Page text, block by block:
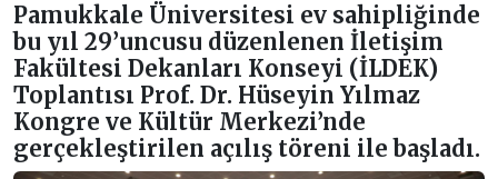
Pamukkale Üniversitesi ev sahipliğinde
bu yıl 29’uncusu düzenlenen İletişim
Fakültesi Dekanları Konseyi (İLDEK)
Toplantısı Prof. Dr. Hüseyin Yılmaz
Kongre ve Kültür Merkezi’nde
gerçekleştirilen açılış töreni ile başladı.